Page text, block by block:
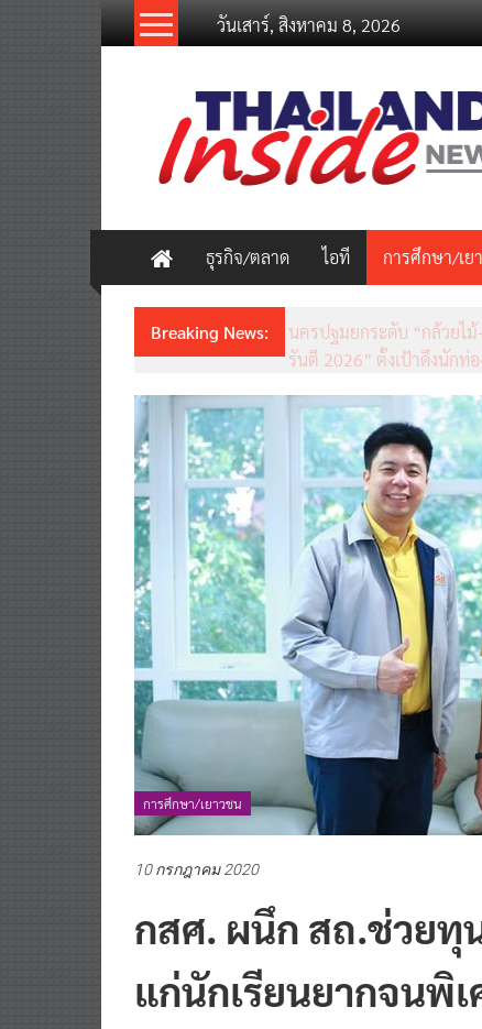
วันเสาร์, สิงหาคม 8, 2026
thailandinsidenew.com
Thailand
Inside
New
ธุรกิจ/ตลาด ไอที การศึกษา/เย
Breaking News: ชวนรู้จักซิม my by NT เน็ต
การศึกษา/เยาวชน
กสศ. ผนึก สถ.ช่วยทุ
แก่นักเรียนยากจนพิ